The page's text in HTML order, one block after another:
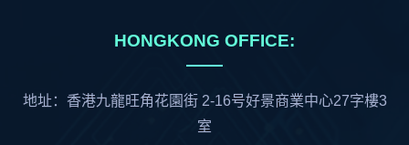
HONGKONG OFFICE:
地址：香港九龍旺角花園街 2-16号好景商業中心27字樓3
室